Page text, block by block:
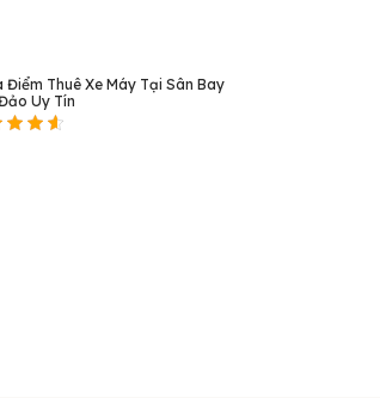
Điểm Thuê Xe Máy Tại Sân Bay
Uy Tín